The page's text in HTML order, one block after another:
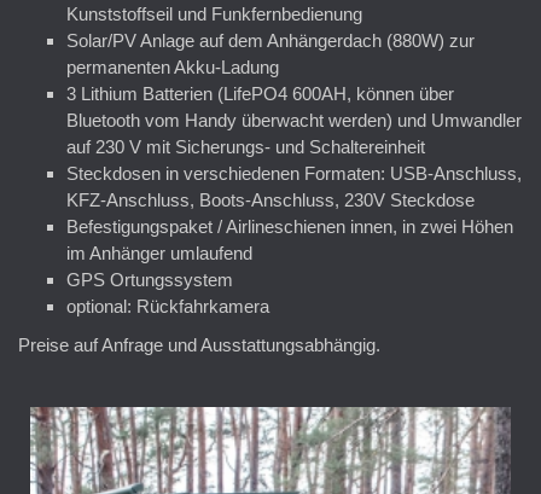
Kunststoffseil und Funkfernbedienung
Solar/PV Anlage auf dem Anhängerdach (880W) zur
permanenten Akku-Ladung
3 Lithium Batterien (LifePO4 600AH, können über
Bluetooth vom Handy überwacht werden) und Umwandler
auf 230 V mit Sicherungs- und Schaltereinheit
Steckdosen in verschiedenen Formaten: USB-Anschluss,
KFZ-Anschluss, Boots-Anschluss, 230V Steckdose
Befestigungspaket / Airlineschienen innen, in zwei Höhen
im Anhänger umlaufend
GPS Ortungssystem
optional: Rückfahrkamera
Preise auf Anfrage und Ausstattungsabhängig.